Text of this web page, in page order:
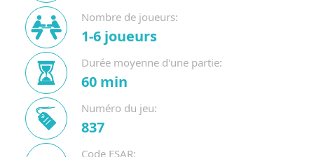
Nombre de joueurs:
1-6 joueurs
Durée moyenne d'une partie:
60 min
Numéro du jeu:
837
Code ESAR: